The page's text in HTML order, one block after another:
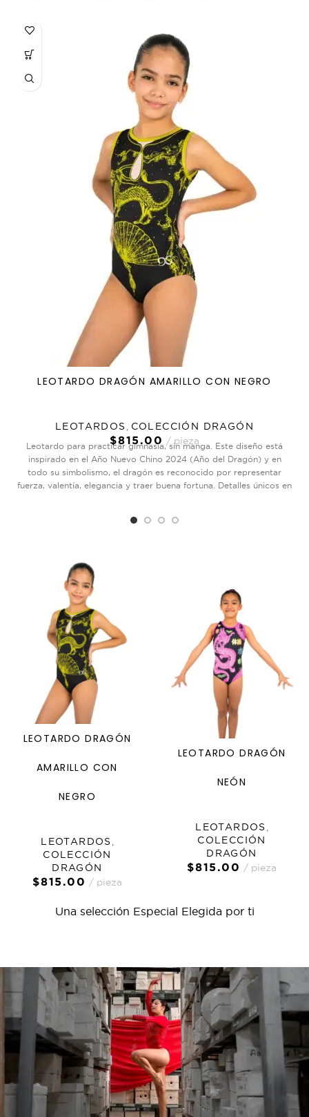
LEOTARDO DRAGÓN AMARILLO CON NEGRO
LEOTARDOS COLECCIÓN DRAGÓN
$815.00 pieza
Leotardo para practicar gimnasia, sin manga. Este diseño está
inspirado en el Año Nuevo Chino 2024 (Año del Dragón) y en
todo su simbolismo, el dragón es reconocido por representar
fuerza, valentía, elegancia y traer buena fortuna. Detalles únicos en
LEOTARDO DRAGÓN
AMARILLO CON
NEGRO
LEOTARDOS
COLECCIÓN
DRAGÓN
$815.00 pieza
LEOTARDO DRAGÓN
NEÓN
LEOTARDOS
COLECCIÓN
DRAGÓN
$815.00 pieza
Una selección Especial Elegida por ti